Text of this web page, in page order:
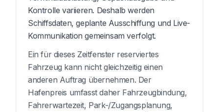
Kontrolle variieren. Deshalb werden
Schiffsdaten, geplante Ausschiffung und Live-
Kommunikation gemeinsam verfolgt.
Ein für dieses Zeitfenster reserviertes
Fahrzeug kann nicht gleichzeitig einen
anderen Auftrag übernehmen. Der
Hafenpreis umfasst daher Fahrzeugbindung,
Fahrerwartezeit, Park-/Zugangsplanung,